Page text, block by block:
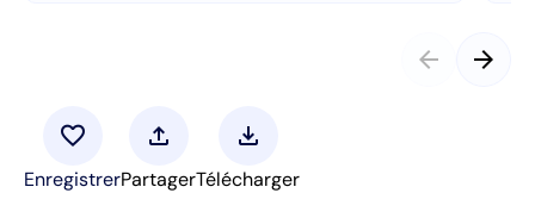
arrow_back arrow_forward
favorite
Enregistrer
upload
Partager
download
Télécharger